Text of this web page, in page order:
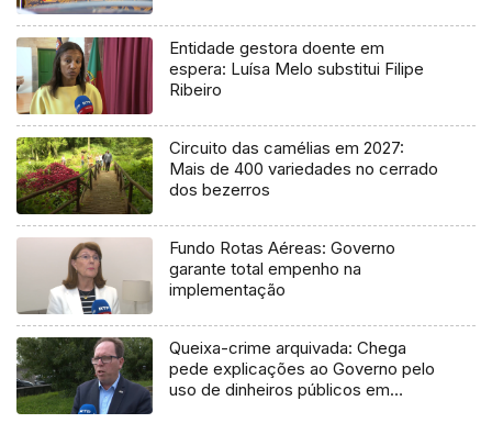
Entidade gestora doente em
espera: Luísa Melo substitui Filipe
Ribeiro
Circuito das camélias em 2027:
Mais de 400 variedades no cerrado
dos bezerros
Fundo Rotas Aéreas: Governo
garante total empenho na
implementação
Queixa-crime arquivada: Chega
pede explicações ao Governo pelo
uso de dinheiros públicos em